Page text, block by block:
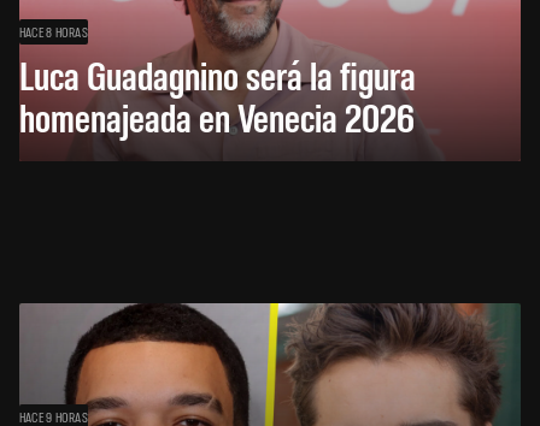
HACE 8 HORAS
Luca Guadagnino será la figura
homenajeada en Venecia 2026
HACE 9 HORAS